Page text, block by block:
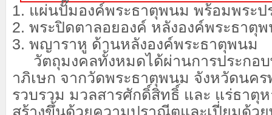
1. แผ่นปั๊มองค์พระธาตุพนม พร้อมพระป
2. พระปิดตาลอยองค์ หลังองค์พระธาตุ
3. พญาราหู ด้านหลังองค์พระธาตุพนม
วัตถุมงคลทั้งหมดได้ผ่านการประกอ
าภิเษก จากวัดพระธาตุพนม จังหวัดนค
รวบรวม มวลสารศักดิ์สิทธิ์ และ แร่ธาตุ
สร้างขึ้นด้วยความปราณีตและเปี่ยมด้ว